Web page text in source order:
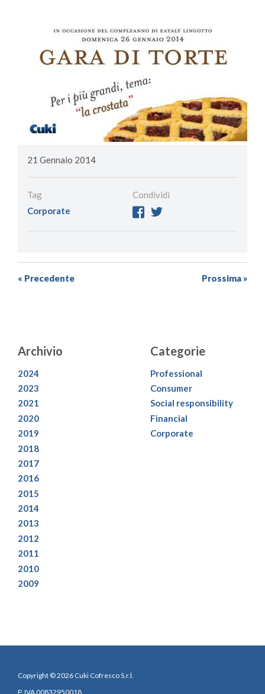
21 Gennaio 2014
Tag
Corporate
Condividi
« Precedente Prossima »
Archivio
2024
2023
2021
2020
2019
2018
2017
2016
2015
2014
2013
2012
2011
2010
2009
Categorie
Professional
Consumer
Social responsibility
Financial
Corporate
Copyright © 2026 Cuki Cofresco S.r.l.
P. IVA 00832950018